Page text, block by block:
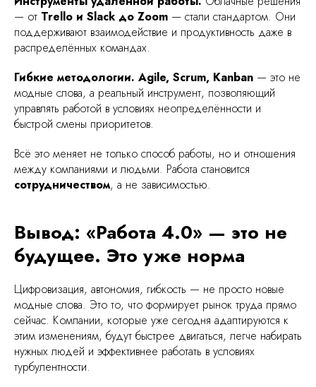
— от Trello и Slack до Zoom — стали стандартом. Они
поддерживают взаимодействие и продуктивность даже в
распределённых командах.
Гибкие методологии. Agile, Scrum, Kanban — это не
модные слова, а реальный инструмент, позволяющий
управлять работой в условиях неопределённости и
быстрой смены приоритетов.
Всё это меняет не только способ работы, но и отношения
между компаниями и людьми. Работа становится
сотрудничеством, а не зависимостью.
Вывод: «Работа 4.0» — это не
будущее. Это уже норма
Цифровизация, автономия, гибкость — не просто новые
модные слова. Это то, что формирует рынок труда прямо
сейчас. Компании, которые уже сегодня адаптируются к
этим изменениям, будут быстрее двигаться, легче набирать
нужных людей и эффективнее работать в условиях
турбулентности.